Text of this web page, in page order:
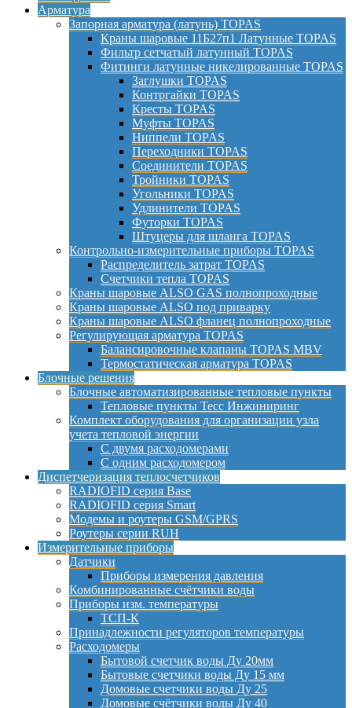
Арматура
Запорная арматура (латунь) TOPAS
Краны шаровые 11Б27п1 Латунные TOPAS
Фильтр сетчатый латунный TOPAS
Фитинги латунные никелированные TOPAS
Заглушки TOPAS
Контргайки TOPAS
Кресты TOPAS
Муфты TOPAS
Ниппели TOPAS
Переходники TOPAS
Соединители TOPAS
Тройники TOPAS
Угольники TOPAS
Удлинители TOPAS
Футорки TOPAS
Штуцеры для шланга TOPAS
Контрольно-измерительные приборы TOPAS
Распределитель затрат TOPAS
Счетчики тепла TOPAS
Краны шаровые ALSO GAS полнопроходные
Краны шаровые ALSO под приварку
Краны шаровые ALSO фланец полнопроходные
Регулирующая арматура TOPAS
Балансировочные клапаны TOPAS MBV
Термостатическая арматура TOPAS
Блочные решения
Блочные автоматизированные тепловые пункты
Тепловые пункты Тесс Инжиниринг
Комплект оборудования для организации узла
учета тепловой энергии
С двумя расходомерами
С одним расходомером
Диспетчеризация теплосчетчиков
RADIOFID серия Base
RADIOFID серия Smart
Модемы и роутеры GSM/GPRS
Роутеры серии RUH
Измерительные приборы
Датчики
Приборы измерения давления
Комбинированные счётчики воды
Приборы изм. температуры
ТСП-К
Принадлежности регуляторов температуры
Расходомеры
Бытовой счетчик воды Ду 20мм
Бытовые счетчики воды Ду 15 мм
Домовые счетчики воды Ду 25
Домовые счётчики воды Ду 40